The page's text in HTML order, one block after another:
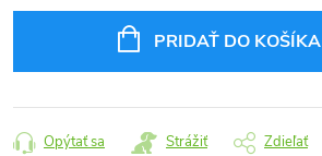
PRIDAŤ DO KOŠÍKA
Opýtať sa Strážiť Zdieľať